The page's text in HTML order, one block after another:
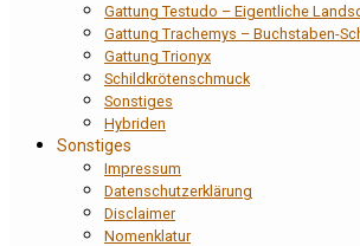
Gattung Testudo – Eigentliche
Gattung Trachemys – Buchstaben-
Gattung Trionyx
Schildkrötenschmuck
Sonstiges
Hybriden
Sonstiges
Impressum
Datenschutzerklärung
Disclaimer
Nomenklatur